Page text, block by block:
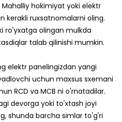
hokimiyat yoki elektr
kerakli ruxsatnomalarni oling.
ro'yxatga olingan mulkda
talab qilinishi mumkin.
elektr panelingizdan yangi
uchun maxsus sxemani
RCD va MCB ni o'rnatadilar.
devorga yoki to'xtash joyi
shunda barcha simlar to'g'ri